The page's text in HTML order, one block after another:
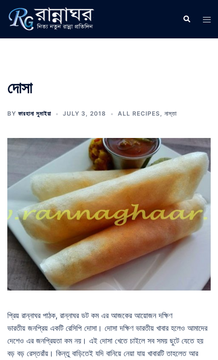
content
Search
দোসা
BY ফারহানা সুমাইয়া JULY 3, 2018 ALL RECIPES, নাস্তা
প্রিয় রান্নাঘর পাঠক, রান্নাঘর ডট কম এর আজকের আয়োজন দক্ষিণ
ভারতীয় জনপ্রিয় একটি রেসিপি দোসা। দোসা দক্ষিণ ভারতীয় খাবার হলেও আমাদের
দেশেও এর জনপ্রিয়তা কম নয়। এই দোসা খেতে চাইলে সব সময় ছুটে যেতে হয়
বড় বড় রেস্তরাঁয়। কিন্তু বাড়িতেই যদি বানিয়ে নেয়া যায় খাবারটি তাহলেত আর